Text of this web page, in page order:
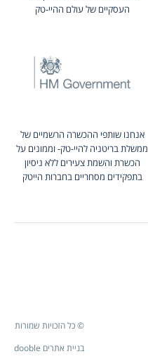
העסקיים של עולם ההיי-טק
אנחנו שותפי ההכשרה הרשמיים של
ממשלת בריטניה להיי-טק- וממונים על
הכשרת והשמת צעירים ללא ניסיון
בתפקידים מסחריים בחברות הייטק
© כל הזכויות שמורות
בניית אתרים dooble